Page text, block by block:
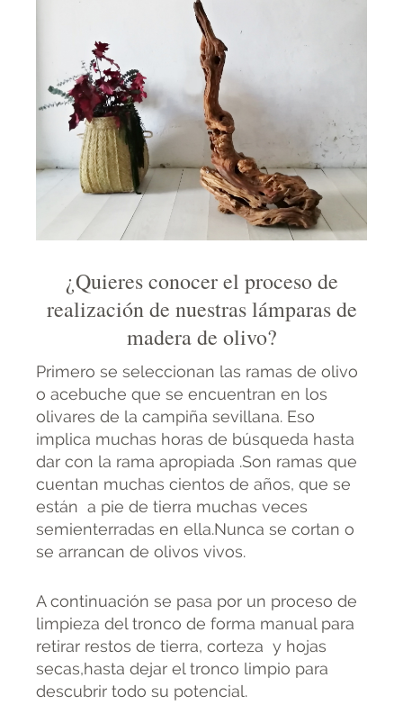
¿Quieres conocer el proceso de
realización de nuestras lámparas de
madera de olivo?
Primero se seleccionan las ramas de olivo
o acebuche que se encuentran en los
olivares de la campiña sevillana. Eso
implica muchas horas de búsqueda hasta
dar con la rama apropiada .Son ramas que
cuentan muchas cientos de años, que se
están a pie de tierra muchas veces
semienterradas en ella.Nunca se cortan o
se arrancan de olivos vivos.
A continuación se pasa por un proceso de
limpieza del tronco de forma manual para
retirar restos de tierra, corteza y hojas
secas,hasta dejar el tronco limpio para
descubrir todo su potencial.